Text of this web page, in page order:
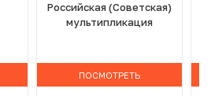
Российская (Советская)
мультипликация
ПОСМОТРЕТЬ